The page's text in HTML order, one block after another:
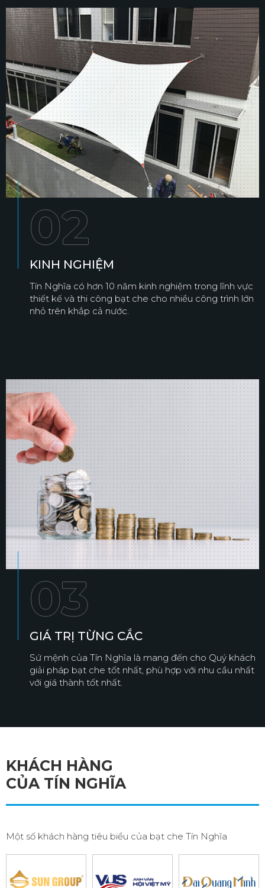
02
KINH NGHIỆM
Tín Nghĩa có hơn 10 năm kinh nghiệm trong lĩnh vực
thiết kế và thi công bạt che cho nhiều công trình lớn
nhỏ trên khắp cả nước.
03
GIÁ TRỊ TỪNG CẮC
Sứ mệnh của Tín Nghĩa là mang đến cho Quý khách
giải pháp bạt che tốt nhất, phù hợp với nhu cầu nhất
với giá thành tốt nhất.
KHÁCH HÀNG
CỦA TÍN NGHĨA
Một số khách hàng tiêu biểu của bạt che Tín Nghĩa